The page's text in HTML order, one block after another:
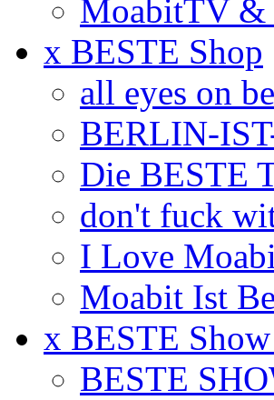
MoabitTV &
x BESTE Shop
all eyes on
BERLIN-
Die BESTE
don't fuck
I Love
Moabit Ist
x BESTE
BESTE